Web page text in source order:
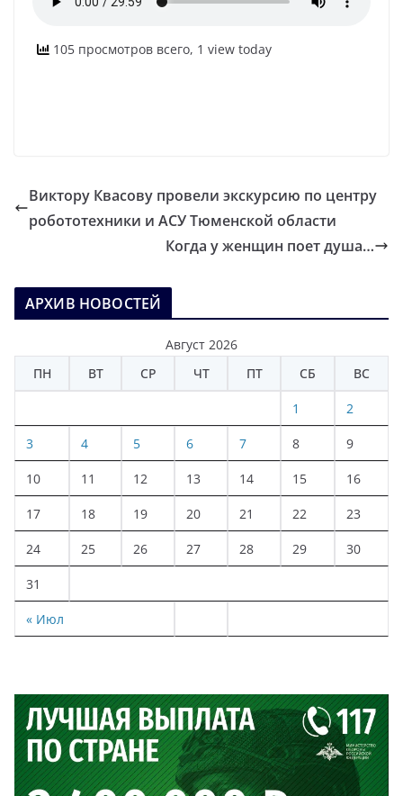
105 просмотров всего, 1 view today
Виктору Квасову провели экскурсию по центру
робототехники и АСУ Тюменской области
Когда у женщин поет душа…
АРХИВ НОВОСТЕЙ
Август 2026
ПН
ВТ СР ЧТ ПТ СБ ВС
« Июл
1 2
3 4 5 6 7 8 9
10 11 12 13 14 15 16
17 18 19 20 21 22 23
24 25 26 27 28 29 30
31